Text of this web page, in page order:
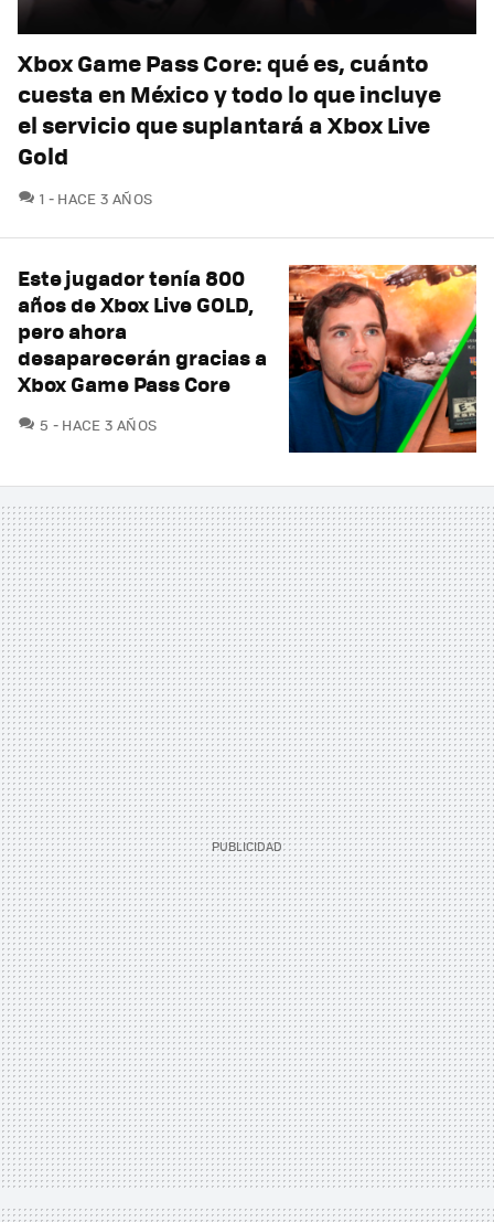
Xbox Game Pass Core: qué es, cuánto
cuesta en México y todo lo que incluye
el servicio que suplantará a Xbox Live
Gold
1 COMENTARIOS
HACE 3 AÑOS
Este jugador tenía 800
años de Xbox Live GOLD,
pero ahora
desaparecerán gracias a
Xbox Game Pass Core
5 COMENTARIOS
HACE 3 AÑOS